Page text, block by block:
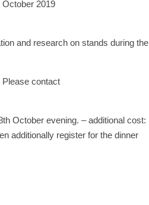
October 2019
and research on stands during the
contact
October evening. – additional cost:
additionally register for the dinner